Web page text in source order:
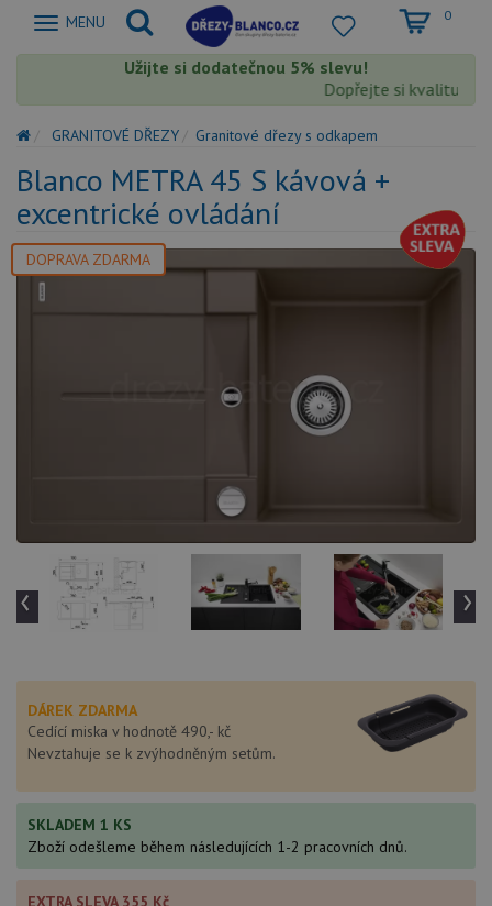
Zobrazit
MENU 0
Užijte si dodatečnou 5% slevu!
Dopřejte si kvalitu
GRANITOVÉ DŘEZY Granitové dřezy s odkapem
Blanco METRA 45 S kávová +
excentrické ovládání
DOPRAVA ZDARMA
‹ ›
DÁREK ZDARMA
Cedící miska v hodnotě 490,- kč
Nevztahuje se k zvýhodněným setům.
SKLADEM 1 KS
Zboží odešleme během následujících 1-2 pracovních dnů.
EXTRA SLEVA 355 Kč